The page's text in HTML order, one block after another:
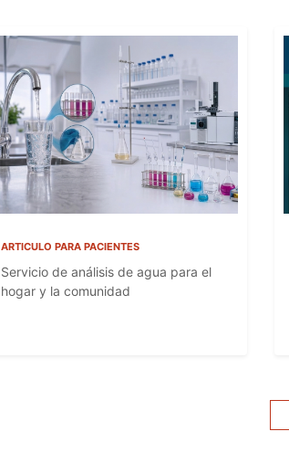
ARTICULO PARA PACIENTES
Servicio de análisis de agua para el
hogar y la comunidad